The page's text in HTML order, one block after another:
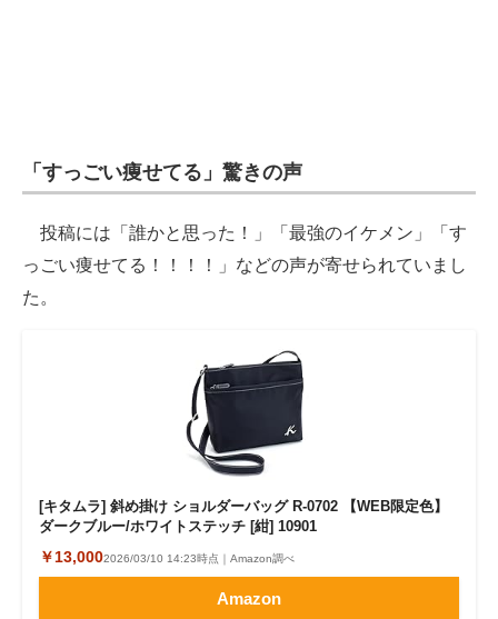
「すっごい痩せてる」驚きの声
投稿には「誰かと思った！」「最強のイケメン」「す
っごい痩せてる！！！！」などの声が寄せられていまし
た。
[キタムラ] 斜め掛け ショルダーバッグ R-0702 【WEB限定色】
ダークブルー/ホワイトステッチ [紺] 10901
￥13,0002026/03/10 14:23時点｜Amazon調べ
Amazon